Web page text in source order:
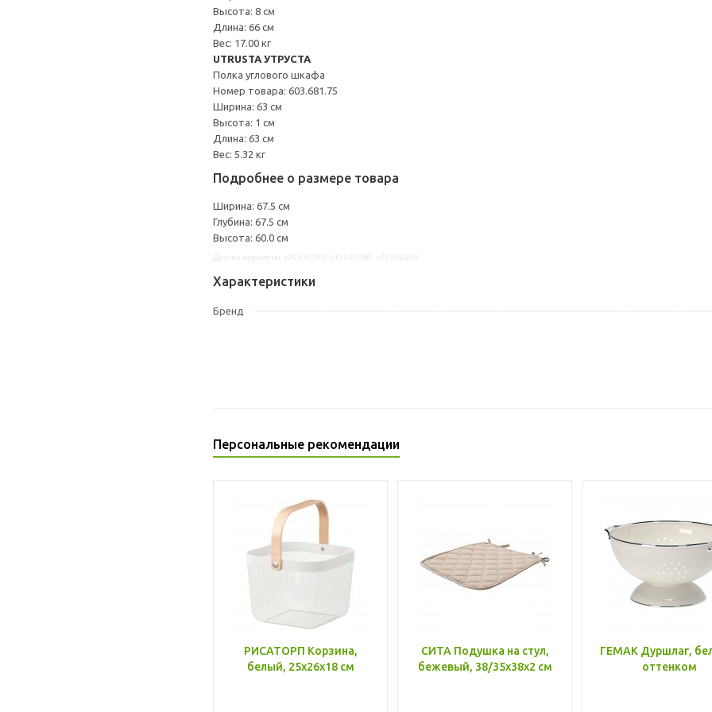
Высота: 8 см
Длина: 66 см
Вес: 17.00 кг
UTRUSTA УТРУСТА
Полка углового шкафа
Номер товара: 603.681.75
Ширина: 63 см
Высота: 1 см
Длина: 63 см
Вес: 5.32 кг
Подробнее о размере товара
Ширина: 67.5 см
Глубина: 67.5 см
Высота: 60.0 см
Характеристики
Бренд
Персональные рекомендации
РИСАТОРП Корзина,
белый, 25x26x18 см
СИТА Подушка на стул,
бежевый, 38/35x38x2 см
ГЕМАК Дуршлаг,
оттенком